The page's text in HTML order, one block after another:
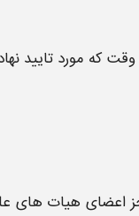
اعضای هیات های